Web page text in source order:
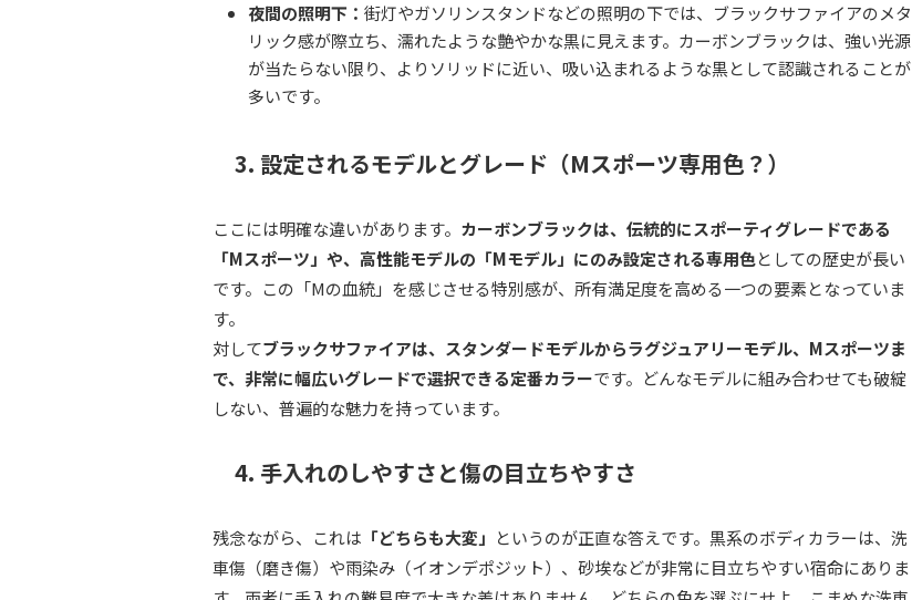
夜間の照明下： 街灯やガソリンスタンドなどの照明の下では、ブラックサファイアのメタ
リック感が際立ち、濡れたような艶やかな黒に見えます。カーボンブラックは、強い光源
が当たらない限り、よりソリッドに近い、吸い込まれるような黒として認識されることが
多いです。
3. 設定されるモデルとグレード（Mスポーツ専用色？）
ここには明確な違いがあります。 カーボンブラックは、伝統的にスポーティグレードである
「Mスポーツ」や、高性能モデルの「Mモデル」にのみ設定される専用色としての歴史が長い
です。この「Mの血統」を感じさせる特別感が、所有満足度を高める一つの要素となっていま
す。
対してブラックサファイアは、スタンダードモデルからラグジュアリーモデル、Mスポーツま
で、非常に幅広いグレードで選択できる定番カラーです。どんなモデルに組み合わせても破綻
しない、普遍的な魅力を持っています。
4. 手入れのしやすさと傷の目立ちやすさ
残念ながら、これは 「どちらも大変」 というのが正直な答えです。黒系のボディカラーは、洗
車傷（磨き傷）や雨染み（イオンデポジット）、砂埃などが非常に目立ちやすい宿命にありま